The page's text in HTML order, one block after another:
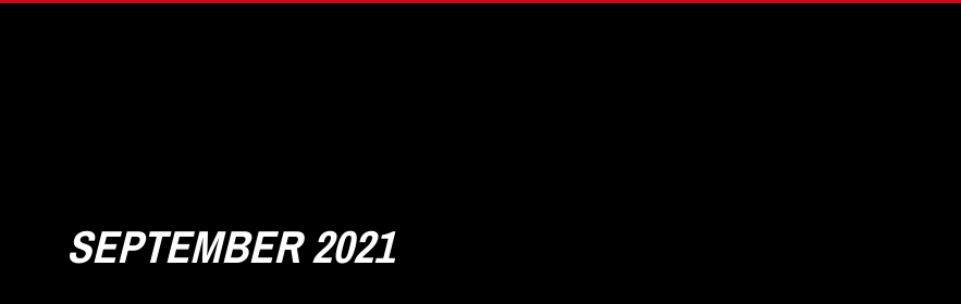
SEPTEMBER 2021